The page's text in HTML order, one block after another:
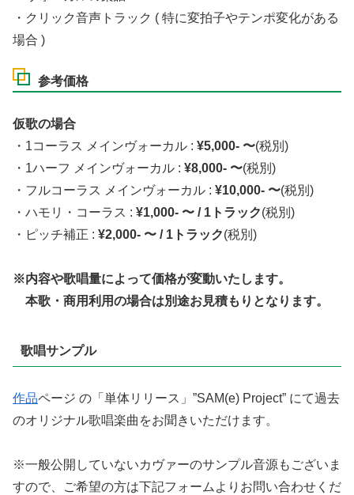
・クリック音声トラック ( 特に変拍子やテンポ変化がある
場合 )
参考価格
仮歌の場合
・1コーラス メインヴォーカル : ¥5,000- 〜(税別)
・1ハーフ メインヴォーカル : ¥8,000- 〜(税別)
・フルコーラス メインヴォーカル : ¥10,000- 〜(税別)
・ハモリ・コーラス : ¥1,000- 〜 / 1トラック(税別)
・ピッチ補正 : ¥2,000- 〜 / 1トラック(税別)
※内容や歌唱量によって価格が変動いたします。
本歌・商用利用の場合は別途お見積もりとなります。
歌唱サンプル
作品ページ の「単体リリース」”SAM(e) Project” にて過去
のオリジナル歌唱楽曲をお聞きいただけます。
※一般公開していないカヴァーのサンプル音源もございま
すので、ご希望の方は下記フォームよりお問い合わせくだ